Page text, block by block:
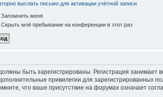
выслать письмо для активации учётной записи
Запомнить меня
Скрыть моё пребывание на конференции в этот раз
быть зарегистрированы. Регистрация занимает
привилегии для зарегистрированных
что ваше присутствие на форумах означает